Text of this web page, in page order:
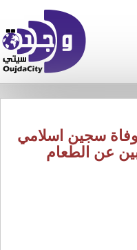
سجين اسلامي
عن الطعام